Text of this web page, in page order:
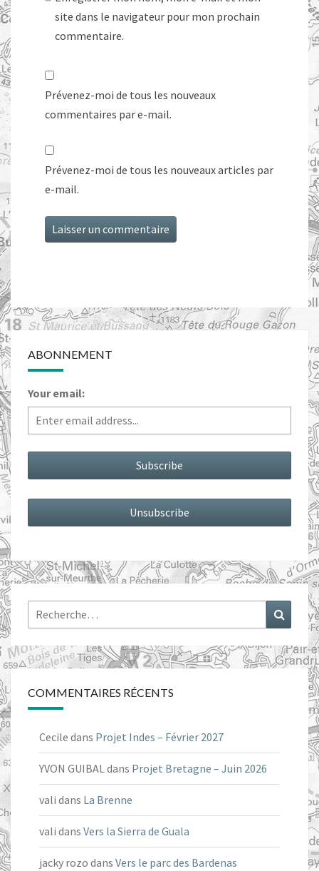
site dans le navigateur pour mon prochain
commentaire.
Prévenez-moi de tous les nouveaux
commentaires par e-mail.
Prévenez-moi de tous les nouveaux articles par
e-mail.
ABONNEMENT
Your email:
Rechercher :
COMMENTAIRES RÉCENTS
Cecile dans Projet Indes – Février 2027
YVON GUIBALdans Projet Bretagne – Juin 2026
vali dans La Brenne
vali dans Vers la Sierra de Guala
jacky rozo dans Vers le parc des Bardenas